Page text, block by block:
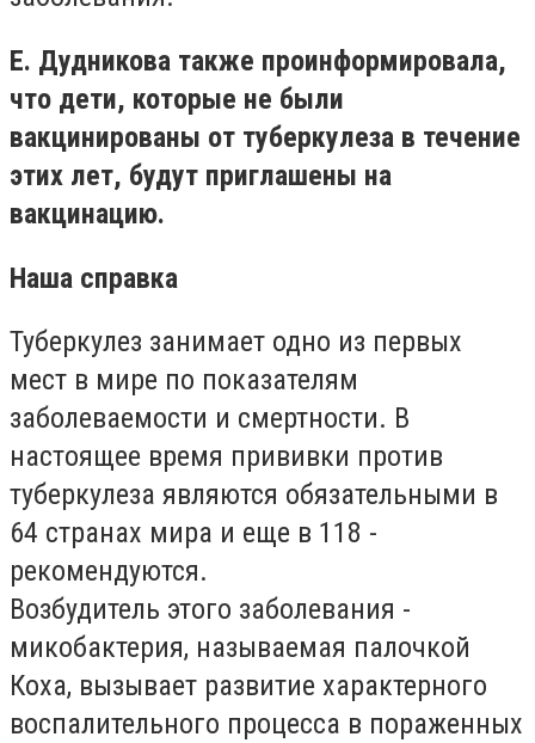
Е. Дудникова также проинформировала,
что дети, которые не были
вакцинированы от туберкулеза в течение
этих лет, будут приглашены на
вакцинацию.
Наша справка
Туберкулез занимает одно из первых
мест в мире по показателям
заболеваемости и смертности. В
настоящее время прививки против
туберкулеза являются обязательными в
64 странах мира и еще в 118 -
рекомендуются.
Возбудитель этого заболевания -
микобактерия, называемая палочкой
Коха, вызывает развитие характерного
воспалительного процесса в пораженных